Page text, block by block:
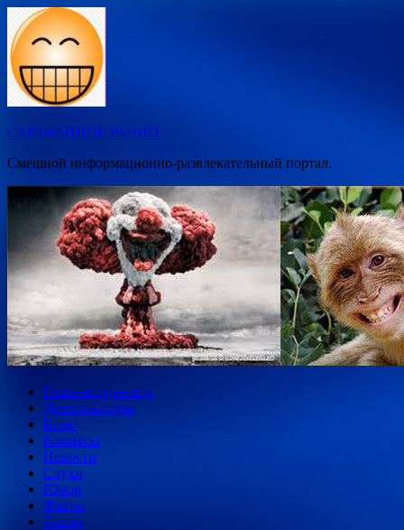
Перейти
содержимому
САРАФАННОЕ РАДИО.
Смешной информационно-развлекательный портал.
Главная страница
Демотиваторы
Кино
Комиксы
Новости
Слухи
Юмор
Факты
Games